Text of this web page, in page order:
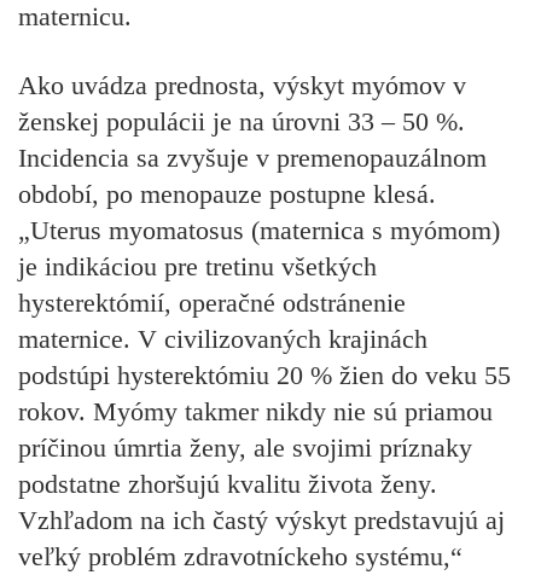
maternicu.
Ako uvádza prednosta, výskyt myómov v
ženskej populácii je na úrovni 33 – 50 %.
Incidencia sa zvyšuje v premenopauzálnom
období, po menopauze postupne klesá.
„Uterus myomatosus (maternica s myómom)
je indikáciou pre tretinu všetkých
hysterektómií, operačné odstránenie
maternice. V civilizovaných krajinách
podstúpi hysterektómiu 20 % žien do veku 55
rokov. Myómy takmer nikdy nie sú priamou
príčinou úmrtia ženy, ale svojimi príznaky
podstatne zhoršujú kvalitu života ženy.
Vzhľadom na ich častý výskyt predstavujú aj
veľký problém zdravotníckeho systému,“